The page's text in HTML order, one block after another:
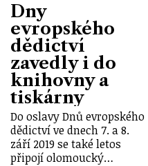
Dny
evropského
dědictví
zavedly i do
knihovny a
tiskárny
Do oslavy Dnů evropského
dědictví ve dnech 7. a 8.
září 2019 se také letos
připojí olomoucký…